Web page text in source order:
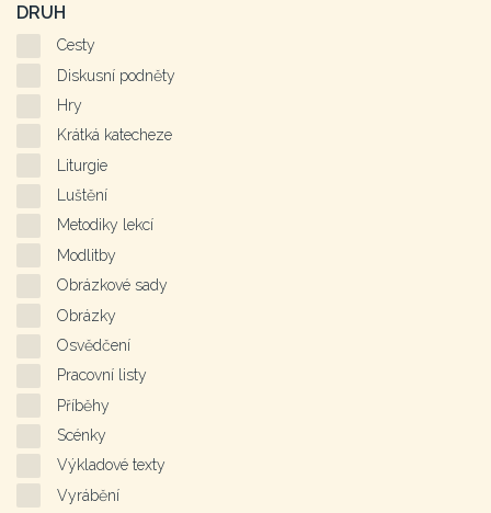
DRUH
Cesty
Diskusní podněty
Hry
Krátká katecheze
Liturgie
Luštění
Metodiky lekcí
Modlitby
Obrázkové sady
Obrázky
Osvědčení
Pracovní listy
Příběhy
Scénky
Výkladové texty
Vyrábění